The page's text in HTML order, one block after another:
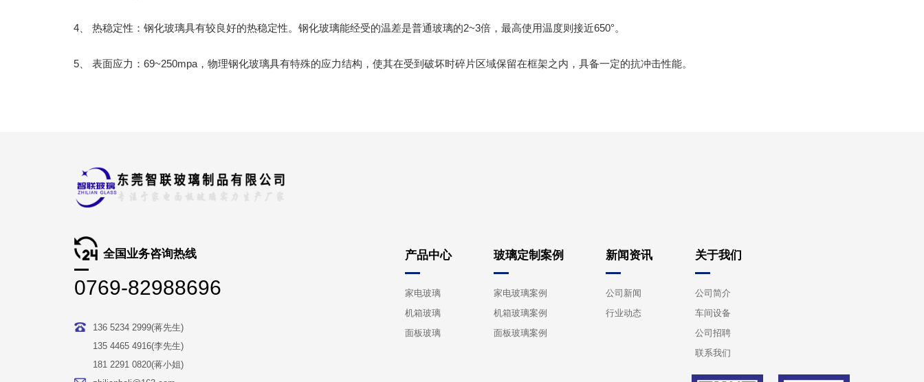
4、 热稳定性：钢化玻璃具有较良好的热稳定性。钢化玻璃能经受的温差是普通玻璃的2~3倍，最高使用温度则接近650°。
5、 表面应力：69~250mpa，物理钢化玻璃具有特殊的应力结构，使其在受到破坏时碎片区域保留在框架之内，具备一定的抗冲击性能。
全国业务咨询热线
0769-82988696
136 5234 2999(蒋先生)
135 4465 4916(李先生)
181 2291 0820(蒋小姐)
产品中心
家电玻璃
机箱玻璃
面板玻璃
玻璃定制案例
家电玻璃案例
机箱玻璃案例
面板玻璃案例
新闻资讯
公司新闻
行业动态
关于我们
公司简介
车间设备
公司招聘
联系我们